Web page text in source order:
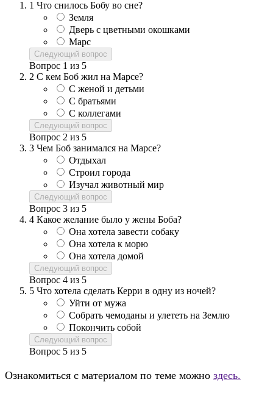
1 Что снилось Бобу во сне?
Земля
Дверь с цветными окошками
Марс
Следующий вопрос
Вопрос 1 из 5
2 С кем Боб жил на Марсе?
С женой и детьми
С братьями
С коллегами
Следующий вопрос
Вопрос 2 из 5
3 Чем Боб занимался на Марсе?
Отдыхал
Строил города
Изучал животный мир
Следующий вопрос
Вопрос 3 из 5
4 Какое желание было у жены Боба?
Она хотела завести собаку
Она хотела к морю
Она хотела домой
Следующий вопрос
Вопрос 4 из 5
5 Что хотела сделать Керри в одну из ночей?
Уйти от мужа
Собрать чемоданы и улететь на Землю
Покончить собой
Следующий вопрос
Вопрос 5 из 5
Ознакомиться с материалом по теме можно здесь.